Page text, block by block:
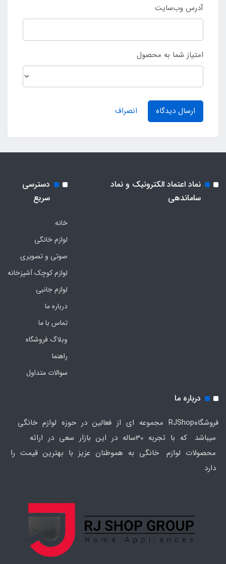
آدرس وب‌سایت
امتیاز شما به محصول
ارسال دیدگاه انصراف
نماد اعتماد الکترونیک و نماد
ساماندهی
دسترسی
سریع
خانه
لوازم خانگی
صوتی و تصویری
لوازم کوچک آشپزخانه
لوازم جانبی
درباره ما
تماس با ما
وبلاگ فروشگاه
راهنما
سوالات متداول
درباره ما
فروشگاهRJShop مجموعه ای از فعالین در حوزه لوازم خانگی
میباشد که با تجربه 30ساله در این بازار سعی در ارائه
محصولات لوازم خانگی به هموطنان عزیز با بهترین قیمت را
دارد